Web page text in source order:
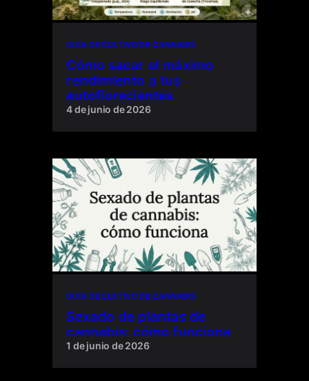
GUÍA DE CULTIVO DE CANNABIS
Cómo sacar el máximo
rendimiento a tus
autoflorecientes
4 de junio de 2026
GUÍA DE CULTIVO DE CANNABIS
Sexado de plantas de
cannabis: cómo funciona
1 de junio de 2026